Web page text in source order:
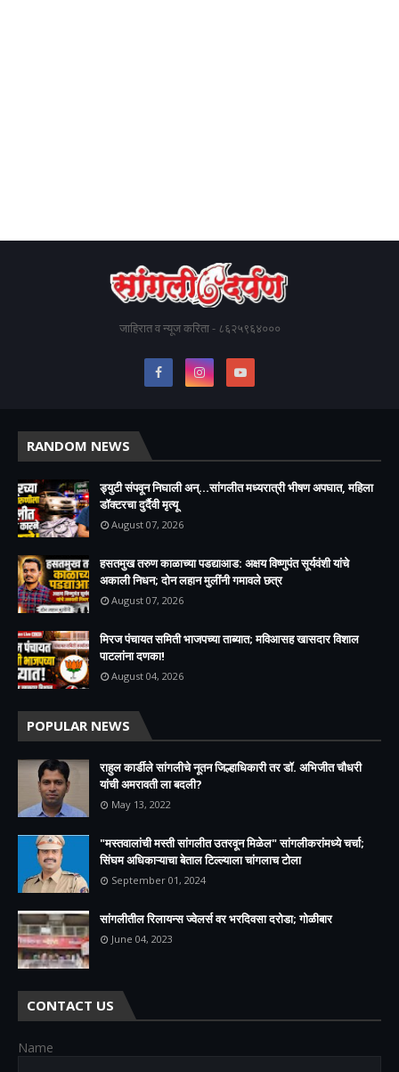
जाहिरात व न्यूज करिता - ८६२५९६४०००
RANDOM NEWS
ड्युटी संपवून निघाली अन्...सांगलीत मध्यरात्री भीषण अपघात, महिला
डॉक्टरचा दुर्दैवी मृत्यू
August 07, 2026
हसतमुख तरुण काळाच्या पडद्याआड: अक्षय विष्णुपंत सूर्यवंशी यांचे
अकाली निधन; दोन लहान मुलींनी गमावले छत्र
August 07, 2026
मिरज पंचायत समिती भाजपच्या ताब्यात; मविआसह खासदार विशाल
पाटलांना दणका!
August 04, 2026
POPULAR NEWS
राहुल कार्डीले सांगलीचे नूतन जिल्हाधिकारी तर डॉ. अभिजीत चौधरी
यांची अमरावती ला बदली?
May 13, 2022
"मस्तवालांची मस्ती सांगलीत उतरवून मिळेल" सांगलीकरांमध्ये चर्चा;
सिंघम अधिकाऱ्याचा बेताल टिल्ल्याला चांगलाच टोला
September 01, 2024
सांगलीतील रिलायन्स ज्वेलर्स वर भरदिवसा दरोडा; गोळीबार
June 04, 2023
CONTACT US
Name